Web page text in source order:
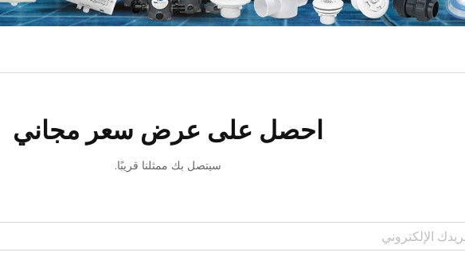
احصل على عرض سعر مجاني
سيتصل بك ممثلنا قريبًا.